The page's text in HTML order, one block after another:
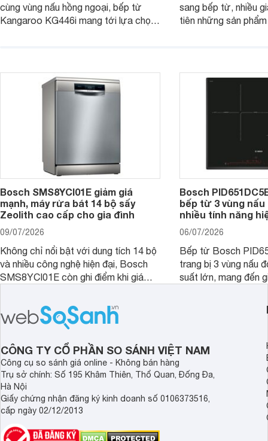
cùng vùng nấu hồng ngoại, bếp từ
Kangaroo KG446i mang tới lựa chọn
nhiều cửa hàng, đại lý.
sang bếp từ, nhiều
tiên những sản
mẫu bếp đáp ứng
Bosch SMS8YCI01E giảm giá
mạnh, máy rửa bát 14 bộ sấy
Zeolith cao cấp cho gia đình
09/07/2026
Không chỉ nổi bật với dung tích 14 bộ
và nhiều công nghệ hiện đại, Bosch
SMS8YCI01E còn ghi điểm khi giá
thời điểm mới mở bán, mang lại tỷ lệ
giá trị/chi phí hấp dẫn hơn cho người
dùng đang tìm kiếm một mẫu máy rửa
bát cao cấp.
Bosch
bếp từ 3 vùng
nhiều tính năng
06/07/2026
Bếp từ Bosch
trang bị 3 vùng nấu
suất lớn, mang đến
CÔNG TY CỔ PHẦN SO SÁNH VIỆT NAM
Công cụ so sánh giá online - Không bán hàng
Trụ sở chính: Số 195 Khâm Thiên, Thổ Quan, Đống Đa,
Hà Nội
Giấy chứng nhận đăng ký kinh doanh số 0106373516,
cấp ngày 02/12/2013